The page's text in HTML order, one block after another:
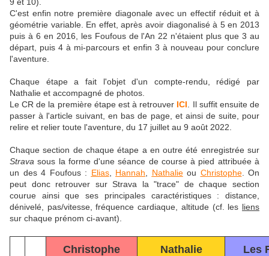
C'est enfin notre première diagonale avec un effectif réduit et à
géométrie variable. En effet, après avoir diagonalisé à 5 en 2013
puis à 6 en 2016, les Foufous de l'An 22 n'étaient plus que 3 au
départ, puis 4 à mi-parcours et enfin 3 à nouveau pour conclure
l'aventure.
Chaque étape a fait l'objet d'un compte-rendu, rédigé par
Nathalie et accompagné de photos.
Le CR de la première étape est à retrouver ICI . Il suffit ensuite de
passer à l'article suivant, en bas de page, et ainsi de suite, pour
relire et relier toute l'aventure, du 17 juillet au 9 août 2022.
Chaque section de chaque étape a en outre été enregistrée sur
Strava sous la forme d'une séance de course à pied attribuée à
un des 4 Foufous : Elias, Hannah Nathalieou Christophe. On
peut donc retrouver sur Strava la "trace" de chaque section
courue ainsi que ses principales caractéristiques : distance,
dénivelé, pas/vitesse, fréquence cardiaque, altitude (cf. les liens
sur chaque prénom ci-avant).
Christophe Nathalie Les